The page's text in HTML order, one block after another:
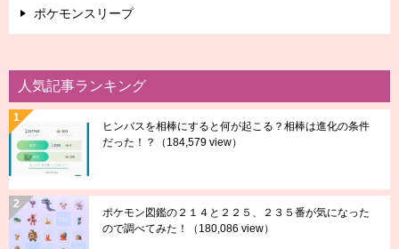
ポケモンスリープ
人気記事ランキング
ヒンバスを相棒にすると何が起こる？相棒は進化の条件
だった！？
（184,579 view）
ポケモン図鑑の２１４と２２５、２３５番が気になった
ので調べてみた！
（180,086 view）